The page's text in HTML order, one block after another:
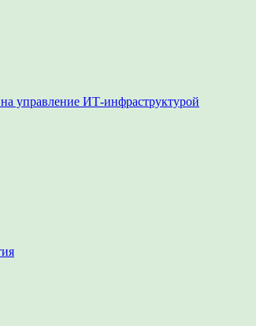
управление ИТ-инфраструктурой